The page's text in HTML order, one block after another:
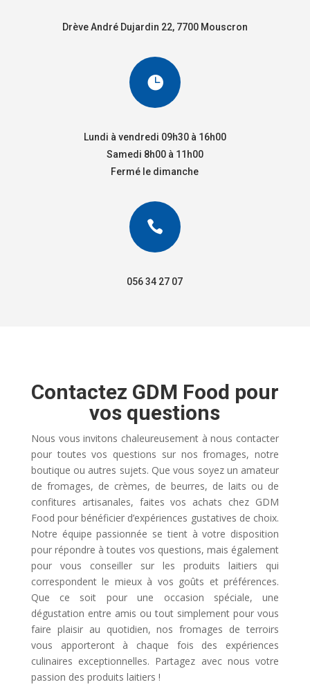
Drève André Dujardin 22, 7700 Mouscron

Lundi à vendredi 09h30 à 16h00
Samedi 8h00 à 11h00
Fermé le dimanche

056 34 27 07
Contactez GDM Food pour
vos questions
Nous vous invitons chaleureusement à nous contacter
pour toutes vos questions sur nos fromages, notre
boutique ou autres sujets. Que vous soyez un amateur
de fromages, de crèmes, de beurres, de laits ou de
confitures artisanales, faites vos achats chez GDM
Food pour bénéficier d’expériences gustatives de choix.
Notre équipe passionnée se tient à votre disposition
pour répondre à toutes vos questions, mais également
pour vous conseiller sur les produits laitiers qui
correspondent le mieux à vos goûts et préférences.
Que ce soit pour une occasion spéciale, une
dégustation entre amis ou tout simplement pour vous
faire plaisir au quotidien, nos fromages de terroirs
vous apporteront à chaque fois des expériences
culinaires exceptionnelles. Partagez avec nous votre
passion des produits laitiers !